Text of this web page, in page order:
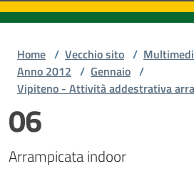
Home / Vecchio sito /
Anno 2012 / Gennaio /
Vipiteno - Attività addestrativa
06
Arrampicata indoor